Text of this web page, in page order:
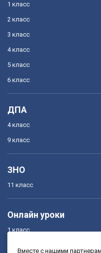
1 класс
2 класс
3 класс
4 класс
5 класс
6 класс
ДПА
4 класс
9 класс
ЗНО
11 класс
Онлайн уроки
1 класс
Вместе с нашими